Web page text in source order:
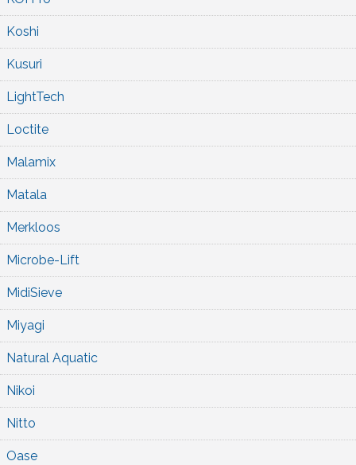
Koshi
Kusuri
LightTech
Loctite
Malamix
Matala
Merkloos
Microbe-Lift
MidiSieve
Miyagi
Natural Aquatic
Nikoi
Nitto
Oase